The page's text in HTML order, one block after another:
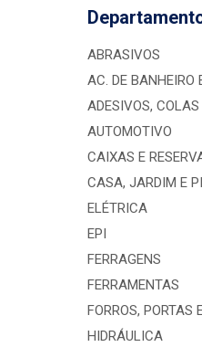
ABRASIVOS
AC. DE BANHEIRO
ADESIVOS,
AUTOMOTIVO
CAIXAS E
CASA, JARDIM E
ELÉTRICA
EPI
FERRAGENS
FERRAMENTAS
FORROS, PORTAS
HIDRÁULICA